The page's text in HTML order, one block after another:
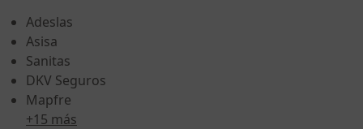
Adeslas
Asisa
Sanitas
DKV Seguros
Mapfre
+15 más